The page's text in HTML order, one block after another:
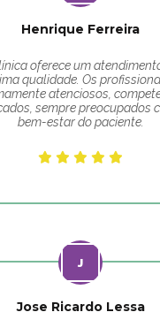
Henrique Ferreira
oferece um
qualidade. Os
atenciosos,
sempre preocupados
bem-estar do paciente.
Jose Ricardo Lessa